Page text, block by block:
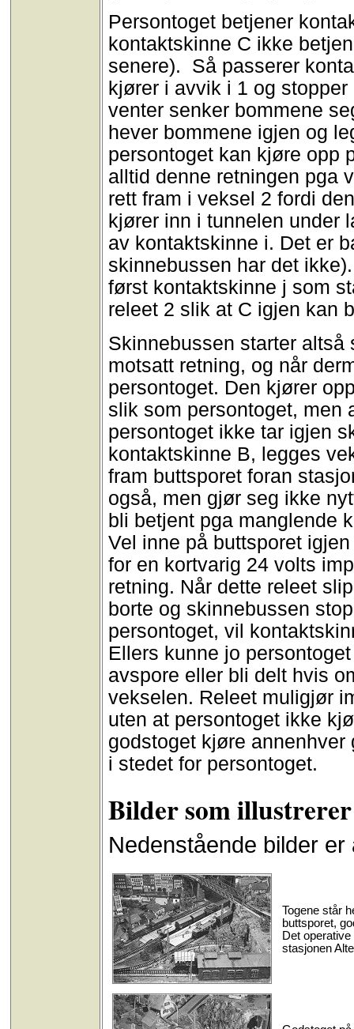
Persontoget betjener
kontaktskinne C ikke
senere). Så passerer
kjører i avvik i 1 og
venter senker bommene
hever bommene igjen og
persontoget kan kjøre opp
alltid denne retningen pga
rett fram i veksel 2 fordi
kjører inn i tunnelen under
av kontaktskinne i. Det er
skinnebussen har det
først kontaktskinne j som
releet 2 slik at C igjen kan
Skinnebussen starter altså
motsatt retning, og når
persontoget. Den kjører
slik som persontoget, men
persontoget ikke tar igjen
kontaktskinne B, legges
fram buttsporet foran
også, men gjør seg ikke
bli betjent pga manglende
Vel inne på buttsporet
for en kortvarig 24 volts
retning. Når dette releet
borte og skinnebussen
persontoget, vil
Ellers kunne jo
avspore eller bli delt hvis
vekselen. Releet muligjør
uten at persontoget ikke
godstoget kjøre
i stedet for persontoget.
Bilder som
Nedenstående bilder
Togene står
buttsporet,
Det
stasjonen